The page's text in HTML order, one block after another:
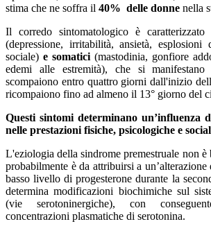
stima che ne soffra il 40% delle donne nella
Il corredo sintomatologico è caratterizzato
(depressione, irritabilità, ansietà, esplosioni
sociale) e somatici (mastodinia, gonfiore
edemi alle estremità), che si
scompaiono entro quattro giorni dall'inizio
ricompaiono fino ad almeno il 13° giorno del
Questi sintomi determinano un’influenza
nelle prestazioni fisiche, psicologiche e
L'eziologia della sindrome premestruale non è
probabilmente è da attribuirsi a
basso livello di progesterone durante la
determina modificazioni biochimiche sul
(vie serotoninergiche), con
concentrazioni plasmatiche di serotonina.